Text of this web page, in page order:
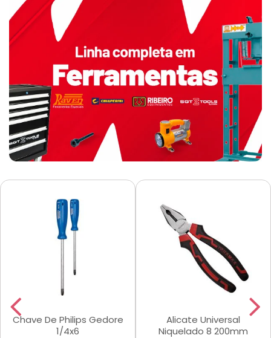
Chave De Philips Gedore
1/4x6
Alicate Universal
Niquelado 8 200mm